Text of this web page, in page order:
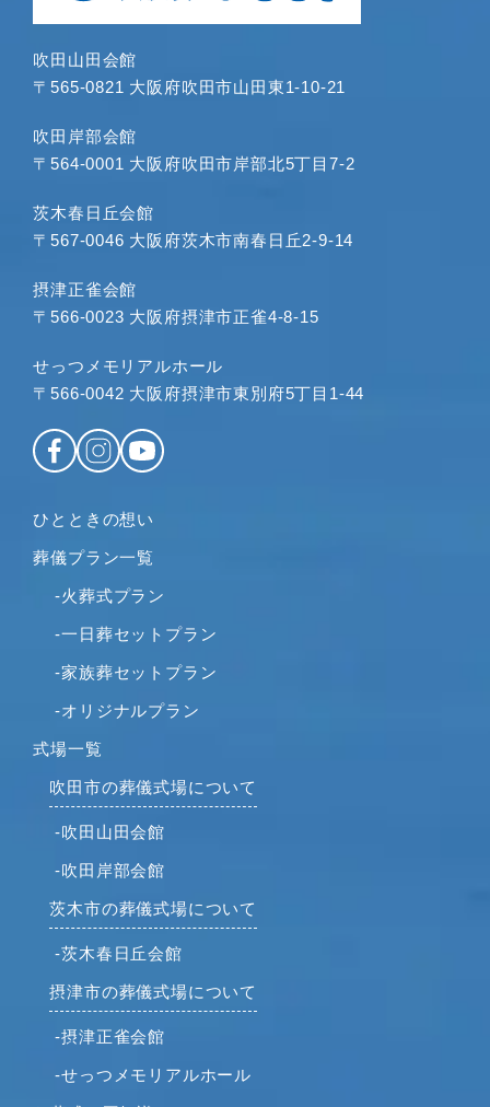
吹田山田会館
〒565-0821 大阪府吹田市山田東1-10-21
吹田岸部会館
〒564-0001 大阪府吹田市岸部北5丁目7-2
茨木春日丘会館
〒567-0046 大阪府茨木市南春日丘2-9-14
摂津正雀会館
〒566-0023 大阪府摂津市正雀4-8-15
せっつメモリアルホール
〒566-0042 大阪府摂津市東別府5丁目1-44
ひとときの想い
葬儀プラン一覧
-火葬式プラン
-一日葬セットプラン
-家族葬セットプラン
-オリジナルプラン
式場一覧
吹田市の葬儀式場について
-吹田山田会館
-吹田岸部会館
茨木市の葬儀式場について
-茨木春日丘会館
摂津市の葬儀式場について
-摂津正雀会館
-せっつメモリアルホール